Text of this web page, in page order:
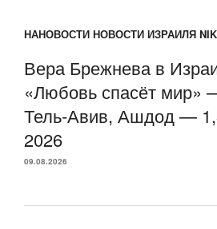
НАНОВОСТИ НОВОСТИ ИЗРАИЛЯ
Вера Брежнева в
«Любовь спасёт
Тель-Авив, Ашдод —
2026
09.08.2026